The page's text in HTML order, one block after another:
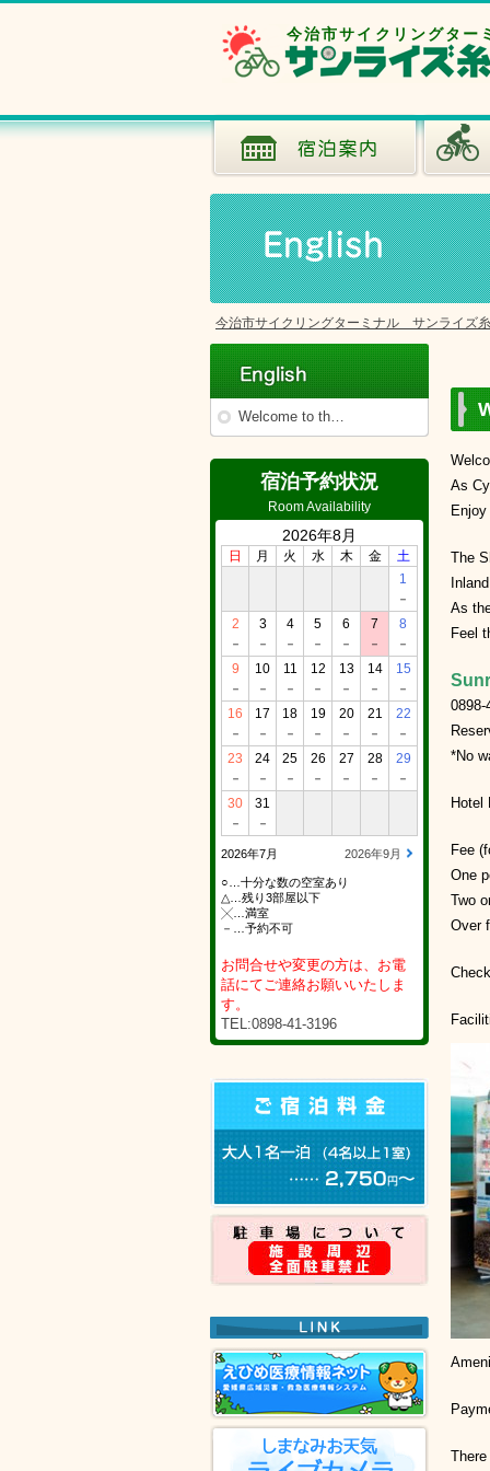
今治市サイクリングター
今治市サイクリングターミナル サンライズ
Welcome to th…
宿泊予約状況
Room Availability
2026年8月
日 月 火 水 木 金
土
1
－
2
－
3
－
4
－
5
－
6
－
7
－
8
－
9
－
10
－
11
－
12
－
13
－
14
－
15
－
16
－
17
－
18
－
19
－
20
－
21
－
22
－
23
－
24
－
25
－
26
－
27
－
28
－
29
－
30
－
31
－
2026年7月 2026年9月
○…十分な数の空室あり
△…残り3部屋以下
╳…満室
－…予約不可
お問合せや変更の方は、お電
話にてご連絡お願いいたしま
す。
TEL:0898-41-3196
As
The
As
Feel
0898-
*No
Hotel
Fee
One
Two
Over